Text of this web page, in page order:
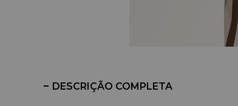
DESCRIÇÃO COMPLETA